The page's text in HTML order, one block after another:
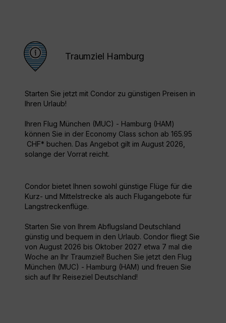
Traumziel Hamburg
Starten Sie jetzt mit Condor zu günstigen Preisen in
Ihren Urlaub!
Ihren Flug München (MUC) - Hamburg (HAM)
können Sie in der Economy Class schon ab 165.95
CHF* buchen. Das Angebot gilt im August 2026,
solange der Vorrat reicht.
Condor bietet Ihnen sowohl günstige Flüge für die
Kurz- und Mittelstrecke als auch Flugangebote für
Langstreckenflüge.
Starten Sie von Ihrem Abflugsland Deutschland
günstig und bequem in den Urlaub. Condor fliegt Sie
von August 2026 bis Oktober 2027 etwa 7 mal die
Woche an Ihr Traumziel! Buchen Sie jetzt den Flug
München (MUC) - Hamburg (HAM) und freuen Sie
sich auf Ihr Reiseziel Deutschland!